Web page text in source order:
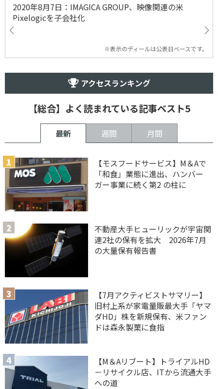
2020年8月7日：IMAGICA GROUP、映像関連の米
Pixelogicを子会社化
※表示のディールは公表日ベースです。
アクセスランキング
【総合】よく読まれている記事ベスト5
最新 週間 月間
【モスフードサービス】M＆Aで
「和食」業態に進出、ハンバー
ガー事業に続く第2 の柱に
不動産大手ヒューリックが宇宙関
連2社の保有を拡大 2026年7月
の大量保有報告書
【7月アクティビストサマリー】
旧村上系が家電量販最大手「ヤマ
ダHD」株を新規保有、米ファン
ドは森永製菓に食指
【M＆Aリブート】トライアルHD
－リサイクル店、ITから流通大手
への道